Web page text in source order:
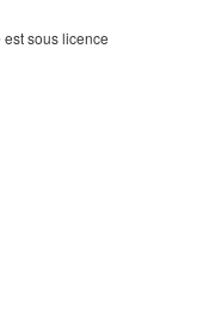
sous licence